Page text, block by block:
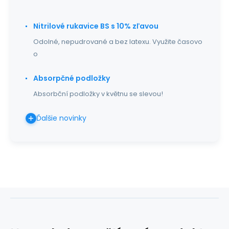
Nitrilové rukavice BS s 10% zľavou
Odolné, nepudrované a bez latexu. Využite časovo
o
Absorpčné podložky
Absorbční podložky v květnu se slevou!
Ďalšie novinky